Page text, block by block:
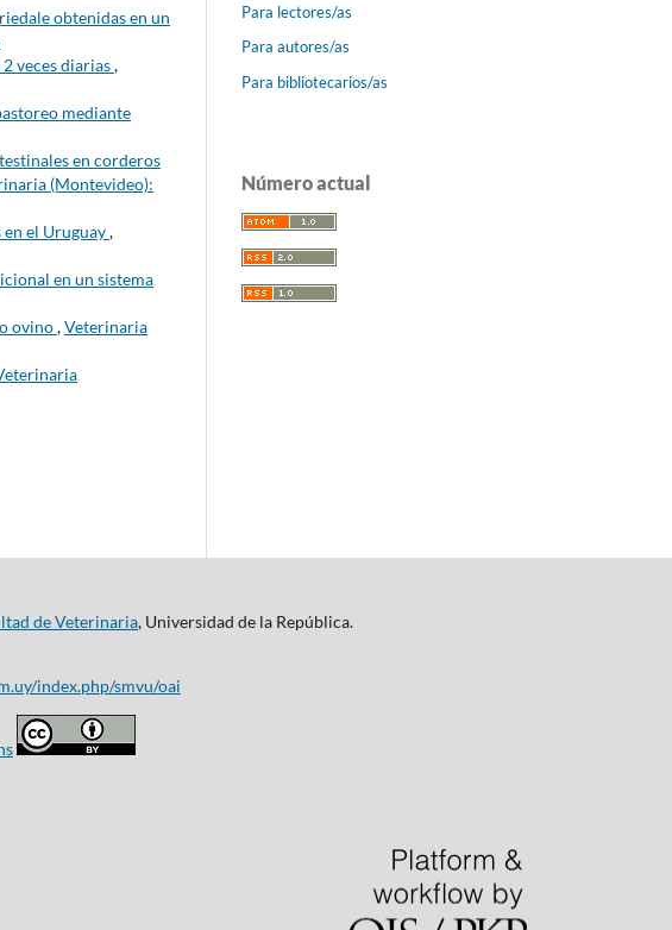
obtenidas en un
veces diarias,
mediante
en corderos
(Montevideo):
en el Uruguay,
en un sistema
ovino,Veterinaria
Para lectores/as
Para autores/as
Para bibliotecarios/as
Número actual
de Veterinaria, Universidad de la República.
index.php/smvu/oai